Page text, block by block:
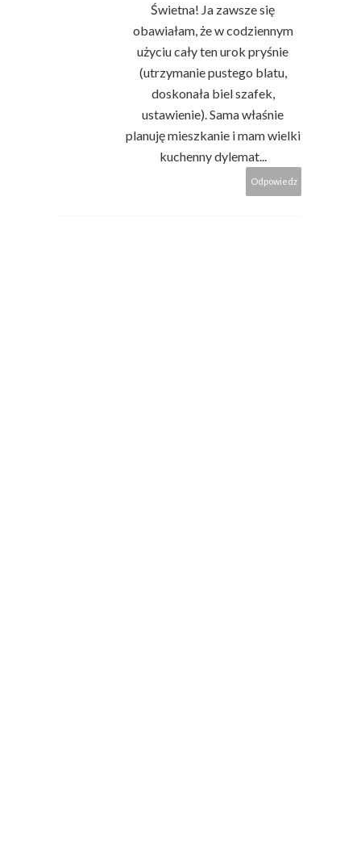
Świetna! Ja zawsze się
obawiałam, że w codziennym
użyciu cały ten urok pryśnie
(utrzymanie pustego blatu,
doskonała biel szafek,
ustawienie). Sama właśnie
planuję mieszkanie i mam wielki
kuchenny dylemat...
Odpowiedz